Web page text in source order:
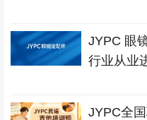
JYPC 眼
行业从业
JYPC全